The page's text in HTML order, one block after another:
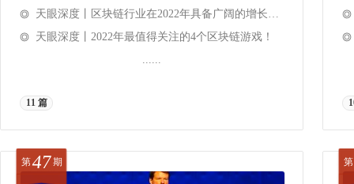
天眼深度丨区块链行业在2022年具备广阔的增长空间！
天眼深度丨2022年最值得关注的4个区块链游戏！
......
11 篇
第47期 第